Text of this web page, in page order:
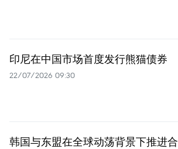
印尼在中国市场首度发行熊猫债券
22/07/2026 09:30
韩国与东盟在全球动荡背景下推进合